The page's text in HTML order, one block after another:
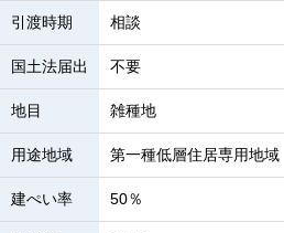
引渡時期 相談
国土法届出 不要
地目 雑種地
用途地域 第一種低層住居専用地域
建ぺい率 50％